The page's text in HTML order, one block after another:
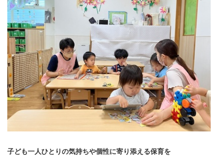
子ども一人ひとりの気持ちや個性に寄り添える保育を